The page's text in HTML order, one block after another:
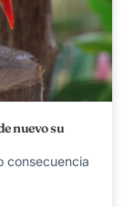
nuevo su
consecuencia